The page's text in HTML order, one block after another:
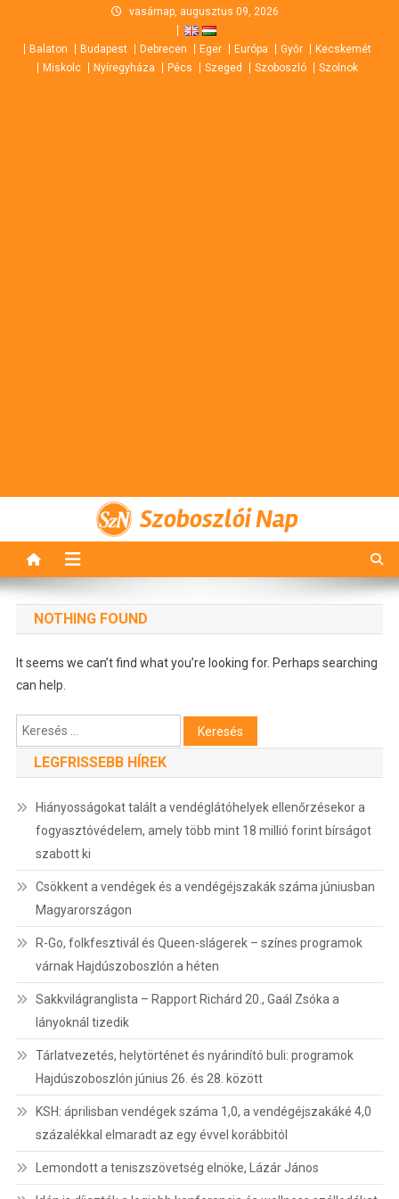
content
vasárnap, augusztus 09, 2026
Balaton Budapest Debrecen Eger Európa Győr
Kecskemét
Miskolc
Nyíregyháza Pécs Szeged Szoboszló Szolnok
Szoboszlói Nap
NOTHING FOUND
It seems we can’t find what you’re looking for. Perhaps searching
can help.
Keresés:
LEGFRISSEBB HÍREK
Hiányosságokat talált a vendéglátóhelyek ellenőrzésekor a
fogyasztóvédelem, amely több mint 18 millió forint bírságot
szabott ki
Csökkent a vendégek és a vendégéjszakák száma júniusban
Magyarországon
R-Go, folkfesztivál és Queen-slágerek – színes programok
várnak Hajdúszoboszlón a héten
Sakkvilágranglista – Rapport Richárd 20., Gaál Zsóka a
lányoknál tizedik
Tárlatvezetés, helytörténet és nyárindító buli: programok
Hajdúszoboszlón június 26. és 28. között
KSH: áprilisban vendégek száma 1,0, a vendégéjszakáké 4,0
százalékkal elmaradt az egy évvel korábbitól
Lemondott a teniszszövetség elnöke, Lázár János